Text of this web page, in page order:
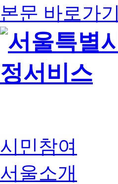
본문 바로가기
시민참여
서울소개